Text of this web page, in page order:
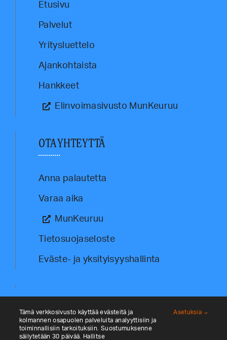
Etusivu
Palvelut
Yritysluettelo
Ajankohtaista
Hankkeet
Elinvoimasivusto MunKeuruu
OTA YHTEYTTÄ
Anna palautetta
Varaa aika
MunKeuruu
Tietosuojaseloste
Eväste- ja yksityisyyshallinta
Tämä verkkosivusto käyttää evästeitä ja
kolmannen osapuolen palveluita analyyttisiin ja
toiminnallisiin tarkoituksiin. Suostumuksenne
säilytetään 30 päivää. Hallitse
Asetuksia